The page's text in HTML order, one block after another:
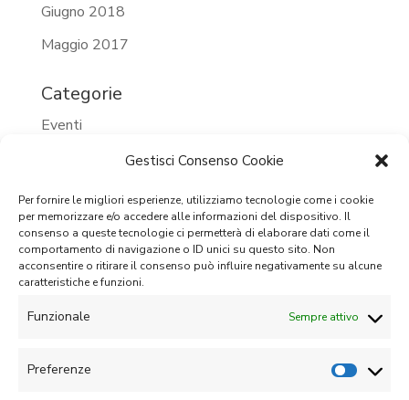
Gestisci Consenso Cookie
Per fornire le migliori esperienze, utilizziamo tecnologie come i cookie
per memorizzare e/o accedere alle informazioni del dispositivo. Il
consenso a queste tecnologie ci permetterà di elaborare dati come il
comportamento di navigazione o ID unici su questo sito. Non
acconsentire o ritirare il consenso può influire negativamente su alcune
caratteristiche e funzioni.
Funzionale Sempre attivo
Preferenze
Giugno 2018
Maggio 2017
Categorie
Eventi
Eventi 2024
Eventi passati
Prossimi eventi
Senza categoria
Accedi